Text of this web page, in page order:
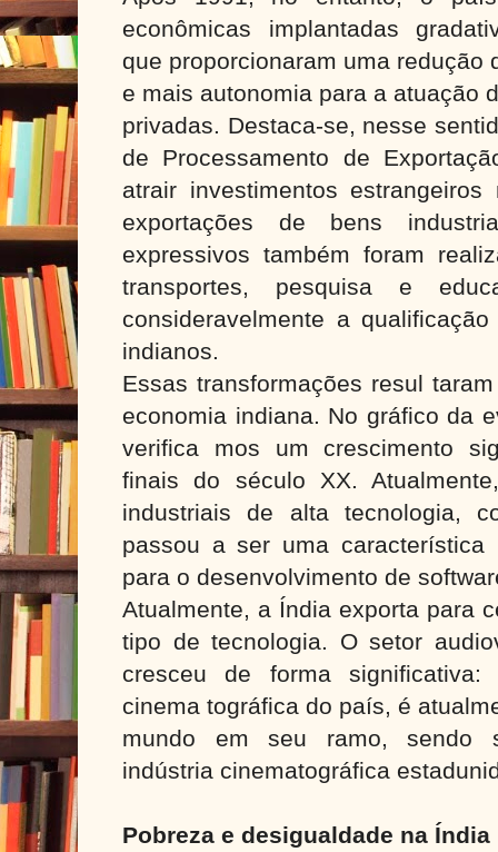
econômicas implantadas
que proporcionaram uma redução
e mais autonomia para a atuação
privadas. Destaca-se, nesse
de Processamento de
atrair investimentos
exportações de bens
expressivos também foram
transportes, pesquisa e
consideravelmente a
indianos.
Essas transformações resul
economia indiana. No gráfico da
verifica mos um crescimento
finais do século XX.
industriais de alta tecnologia,
passou a ser uma
para o desenvolvimento de
Atualmente, a Índia exporta para
tipo de tecnologia. O setor
cresceu de forma significativa:
cinema tográfica do país, é
mundo em seu ramo, sendo
indústria cinematográfica
Pobreza e desigualdade na Índia